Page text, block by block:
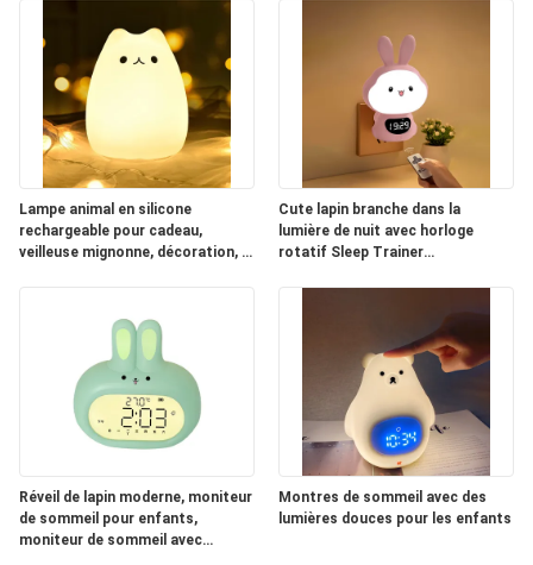
Lampe animal en silicone
rechargeable pour cadeau,
veilleuse mignonne, décoration, 7
Cute lapin branche dans la
lumière de nuit avec horloge
rotatif Sleep Trainer
Réveil de lapin moderne, moniteur
de sommeil pour enfants,
moniteur de sommeil avec
Montres de sommeil avec des
lumières douces pour les enfants